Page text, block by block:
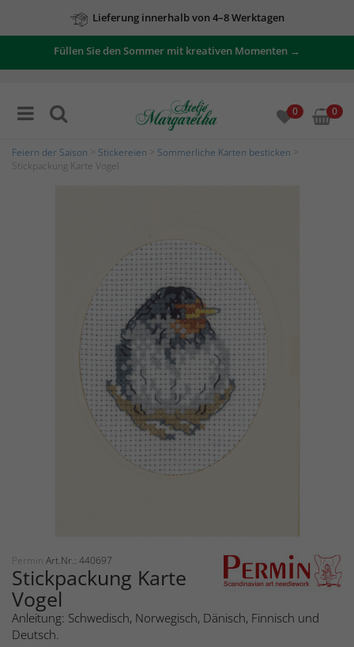
Lieferung innerhalb von 4–8 Werktagen
Füllen Sie den Sommer mit kreativen Momenten →
0 0
Feiern der Saison Stickereien Sommerliche Karten besticken
Stickpackung Karte Vogel
Permin Art.Nr.: 440697
Stickpackung Karte
Vogel
Anleitung: Schwedisch, Norwegisch, Dänisch, Finnisch und
Deutsch.